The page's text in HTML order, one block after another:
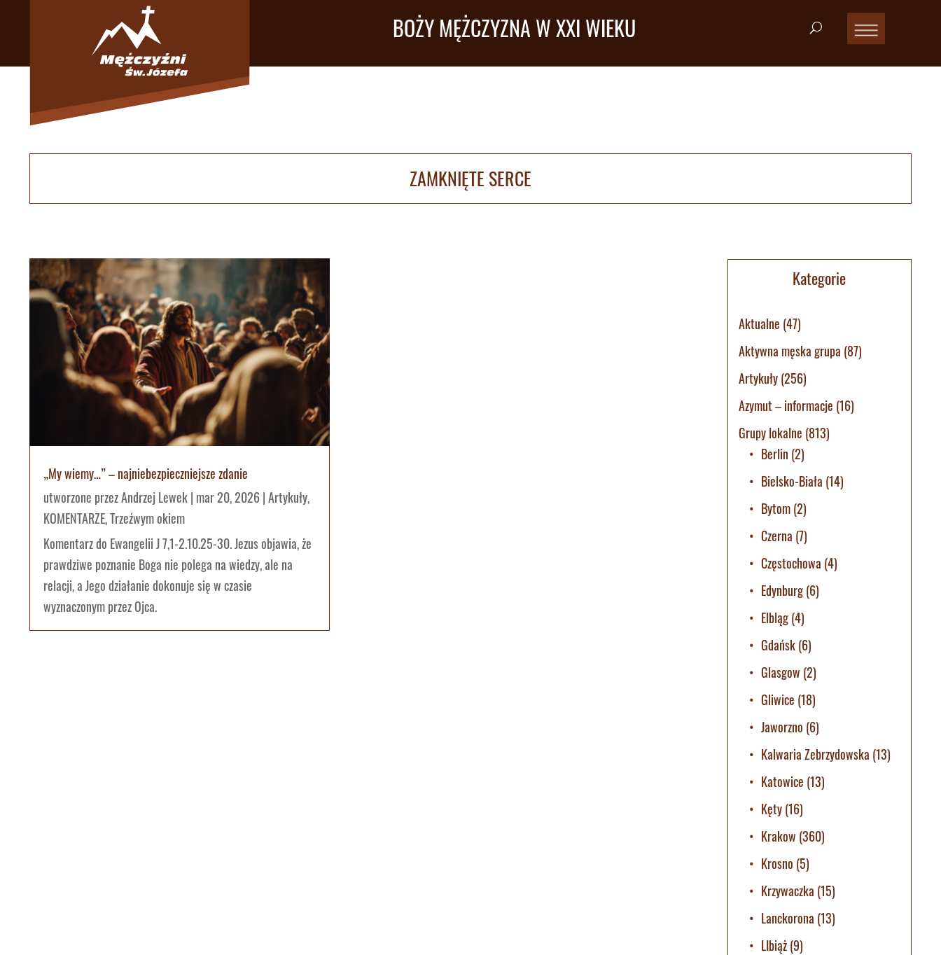
BOŻY MĘŻCZYZNA W XXI WIEKU
ZAMKNIĘTE SERCE
„My wiemy…” – najniebezpieczniejsze zdanie
utworzone przezAndrzej Lewek| mar 20, 2026|Artykuły,
KOMENTARZE,Trzeźwym okiem
Komentarz do Ewangelii J 7,1-2.10.25-30. Jezus objawia, że
prawdziwe poznanie Boga nie polega na wiedzy, ale na
relacji, a Jego działanie dokonuje się w czasie
wyznaczonym przez Ojca.
Kategorie
Aktualne (47)
Aktywna męska grupa (87)
Artykuły(256)
Azymut – informacje (16)
Grupy lokalne (813)
Berlin (2)
Bielsko-Biała (14)
Bytom(2)
Czerna (7)
Częstochowa (4)
Edynburg(6)
Elbląg(4)
Gdańsk(6)
Glasgow (2)
Gliwice (18)
Jaworzno (6)
Kalwaria Zebrzydowska (13)
Katowice (13)
Kęty(16)
Krakow (360)
Krosno (5)
Krzywaczka (15)
Lanckorona (13)
LIbiąż(9)